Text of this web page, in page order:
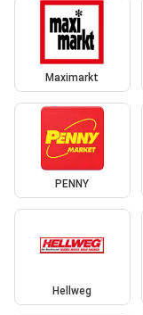
Maximarkt
PENNY
Hellweg